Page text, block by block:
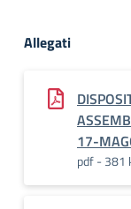
Allegati
17-
pdf - 381